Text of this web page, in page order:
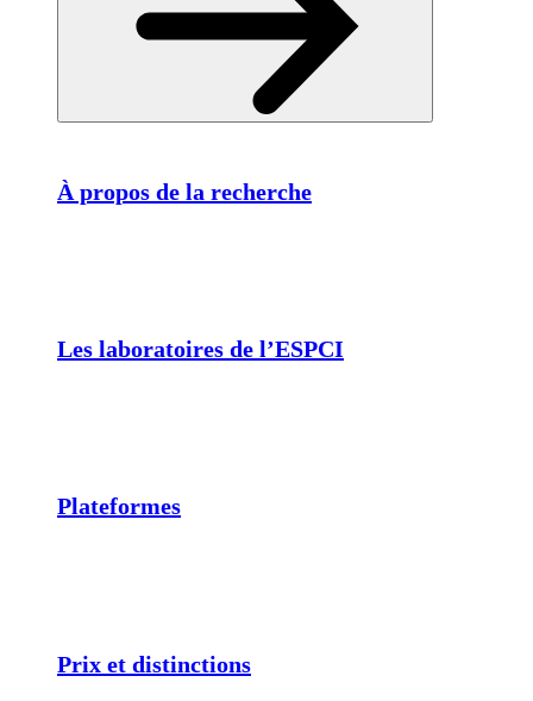
À propos de la recherche
Les laboratoires de l’ESPCI
Plateformes
Prix et distinctions